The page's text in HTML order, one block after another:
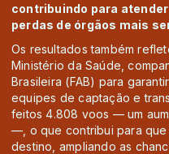
contribuindo para
perdas de órgãos mais
Os resultados também
Ministério da Saúde,
Brasileira (FAB) para
equipes de captação e
feitos 4.808 voos — um
—, o que contribui para
destino, ampliando as